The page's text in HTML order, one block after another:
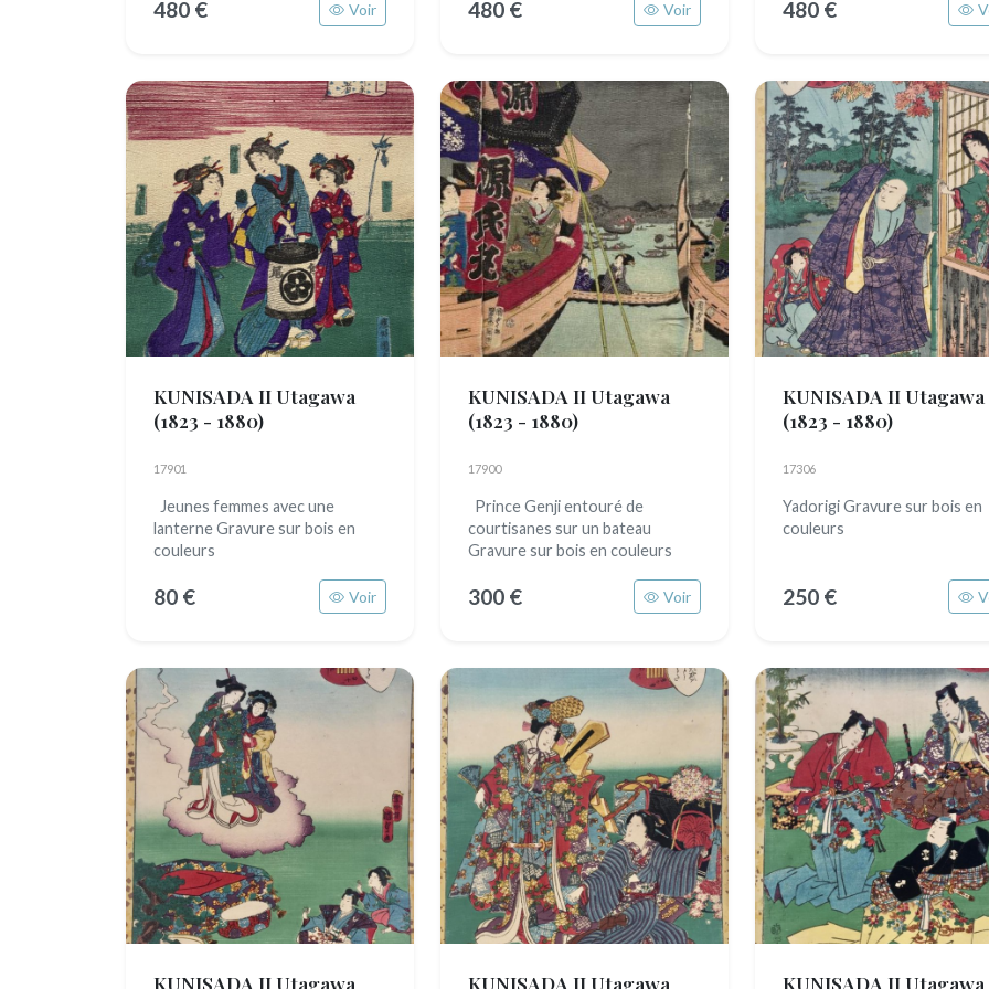
480 € Voir 480 € Voir 480 €
KUNISADA II Utagawa
(1823 - 1880)
17901
Jeunes femmes avec une
lanterne Gravure sur bois en
couleurs
80 € Voir
KUNISADA II Utagawa
(1823 - 1880)
17900
Prince Genji entouré de
courtisanes sur un bateau
Gravure sur bois en couleurs
300 € Voir
KUNISADA II Utagawa
(1823 - 1880)
17306
Yadorigi Gravure sur bois en
couleurs
250 €
KUNISADA II Utagawa KUNISADA II Utagawa KUNISADA II Utagawa